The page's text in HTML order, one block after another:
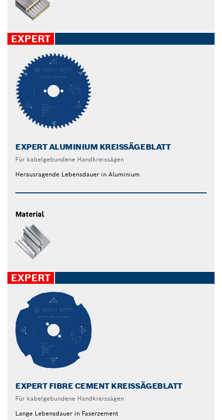
EXPERT
EXPERT ALUMINIUM KREISSÄGEBLATT
Für kabelgebundene Handkreissägen
Herausragende Lebensdauer in Aluminium
Material
EXPERT
EXPERT FIBRE CEMENT KREISSÄGEBLATT
Für kabelgebundene Handkreissägen
Lange Lebensdauer in Faserzement